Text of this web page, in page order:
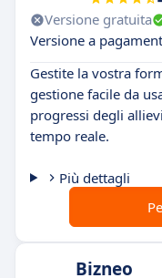
Versione gratuita
Versione a
Gestite la vostra
gestione facile da
progressi degli
tempo reale.
Più dettagli
Bizneo